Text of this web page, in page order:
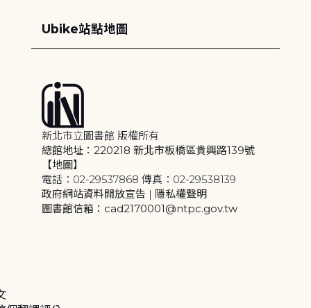
Ubike站點地圖
新北市立圖書館 版權所有
總館地址：220218 新北市板橋區貴興路139號
【地圖】
電話：02-29537868 傳真：02-29538139
政府網站資料開放宣告 | 隱私權聲明
圖書館信箱：cad2170001@ntpc.gov.tw